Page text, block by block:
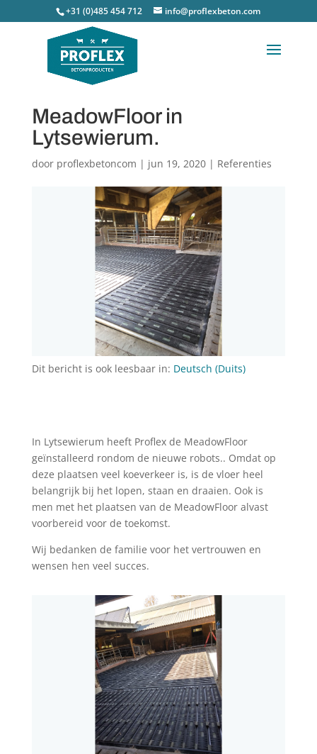
+31 (0)485 454 712 info@proflexbeton.com
MeadowFloor in
Lytsewierum.
door proflexbetoncom | jun 19, 2020| Referenties
Dit bericht is ook leesbaar in: Deutsch (Duits)
In Lytsewierum heeft Proflex de MeadowFloor
geïnstalleerd rondom de nieuwe robots.. Omdat op
deze plaatsen veel koeverkeer is, is de vloer heel
belangrijk bij het lopen, staan en draaien. Ook is
men met het plaatsen van de MeadowFloor alvast
voorbereid voor de toekomst.
Wij bedanken de familie voor het vertrouwen en
wensen hen veel succes.